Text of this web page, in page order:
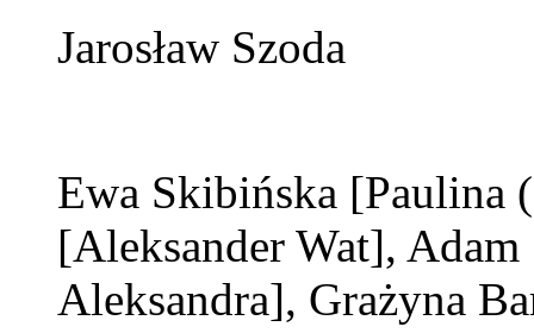
Jarosław Szoda
Ewa Skibińska [Paulina
[Aleksander Wat],
Aleksandra], Grażyna